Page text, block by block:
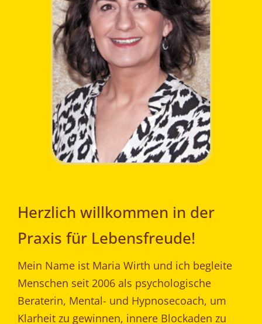
Herzlich willkommen in der
Praxis für Lebensfreude!
Mein Name ist Maria Wirth und ich begleite
Menschen seit 2006 als psychologische
Beraterin, Mental- und Hypnosecoach, um
Klarheit zu gewinnen, innere Blockaden zu